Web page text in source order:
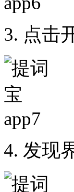
3. 点击
4. 发现